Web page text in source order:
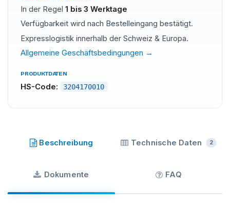
In der Regel 1 bis 3 Werktage
Verfügbarkeit wird nach Bestelleingang bestätigt.
Expresslogistik innerhalb der Schweiz & Europa.
Allgemeine Geschäftsbedingungen →
PRODUKTDATEN
HS-Code: 3204170010
Beschreibung Technische Daten 2
Dokumente FAQ